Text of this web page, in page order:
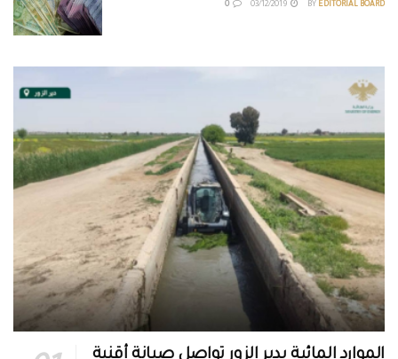
BY EDITORIAL BOARD
الموارد المائية بدير الزور تواصل صيانة أقنية